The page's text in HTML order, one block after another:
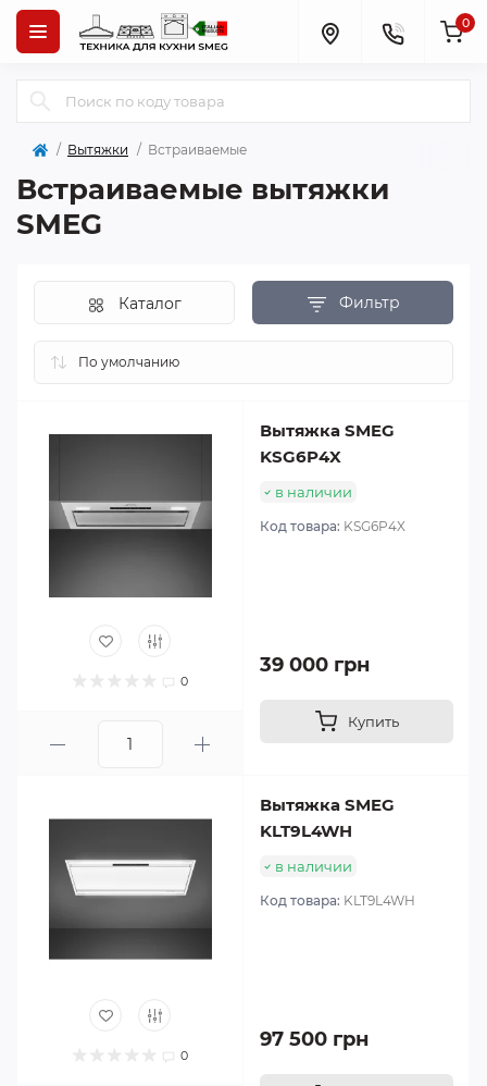
0
Вытяжки Встраиваемые
Встраиваемые вытяжки
SMEG
Фильтр
Каталог
0
Вытяжка SMEG
KSG6P4X
в наличии
Код товара: KSG6P4X
39 000 грн
Купить
0
Вытяжка SMEG
KLT9L4WH
в наличии
Код товара: KLT9L4WH
97 500 грн